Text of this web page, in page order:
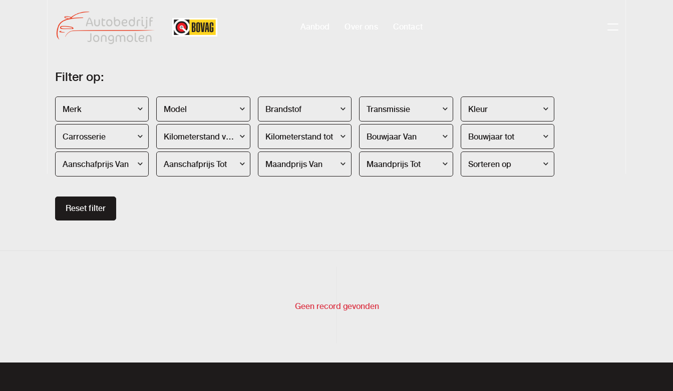
Filter op:
Merk Model Brandstof Transmissie Kleur
Carrosserie Kilometerstand van Kilometerstand tot Bouwjaar Van Bouwjaar tot
Aanschafprijs Van Aanschafprijs Tot Maandprijs Van Maandprijs Tot Sorteren op
Reset filter
Geen record gevonden